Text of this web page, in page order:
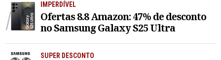
IMPERDÍVEL
Ofertas 8.8 Amazon: 47% de desconto
no Samsung Galaxy S25 Ultra
SUPER DESCONTO